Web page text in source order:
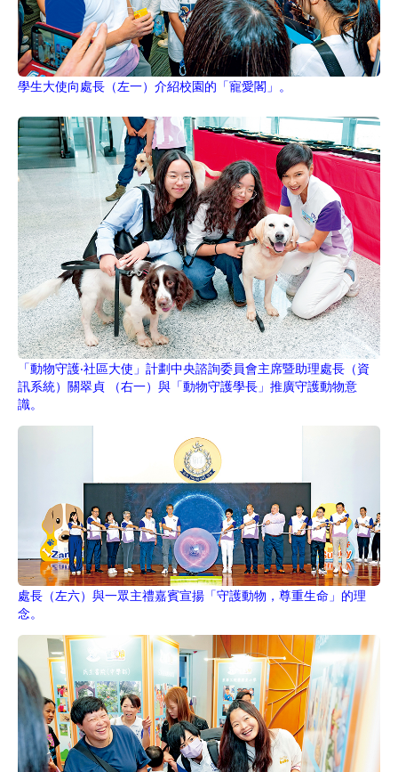
學生大使向處長（左一）介紹校園的「寵愛閣」。
「動物守護‧社區大使」計劃中央諮詢委員會主席暨助理處長（資
訊系統）關翠貞 （右一）與「動物守護學長」推廣守護動物意
識。
處長（左六）與一眾主禮嘉賓宣揚「守護動物，尊重生命」的理
念。